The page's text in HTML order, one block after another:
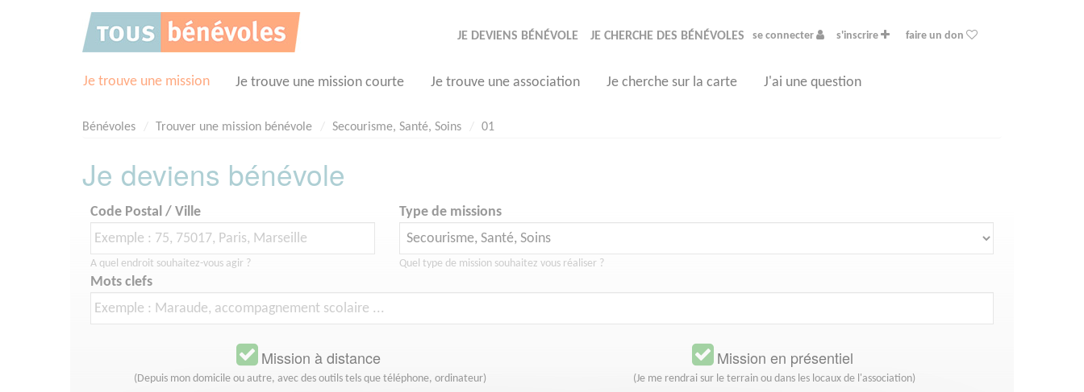
JE DEVIENS BÉNÉVOLE JE CHERCHE DES BÉNÉVOLES se connecter s'inscrire faire un don
Je trouve une mission Je trouve une mission courte Je trouve une association Je cherche sur la carte J'ai une question
Bénévoles Trouver une mission bénévole Secourisme, Santé, Soins 01
Je deviens bénévole
Code Postal / Ville
A quel endroit souhaitez-vous agir ?
Type de missions
Quel type de mission souhaitez vous réaliser ?
Mots clefs
Mission à distance
(Depuis mon domicile ou autre, avec des outils tels que téléphone, ordinateur)
Mission en présentiel
(Je me rendrai sur le terrain ou dans les locaux de l'association)